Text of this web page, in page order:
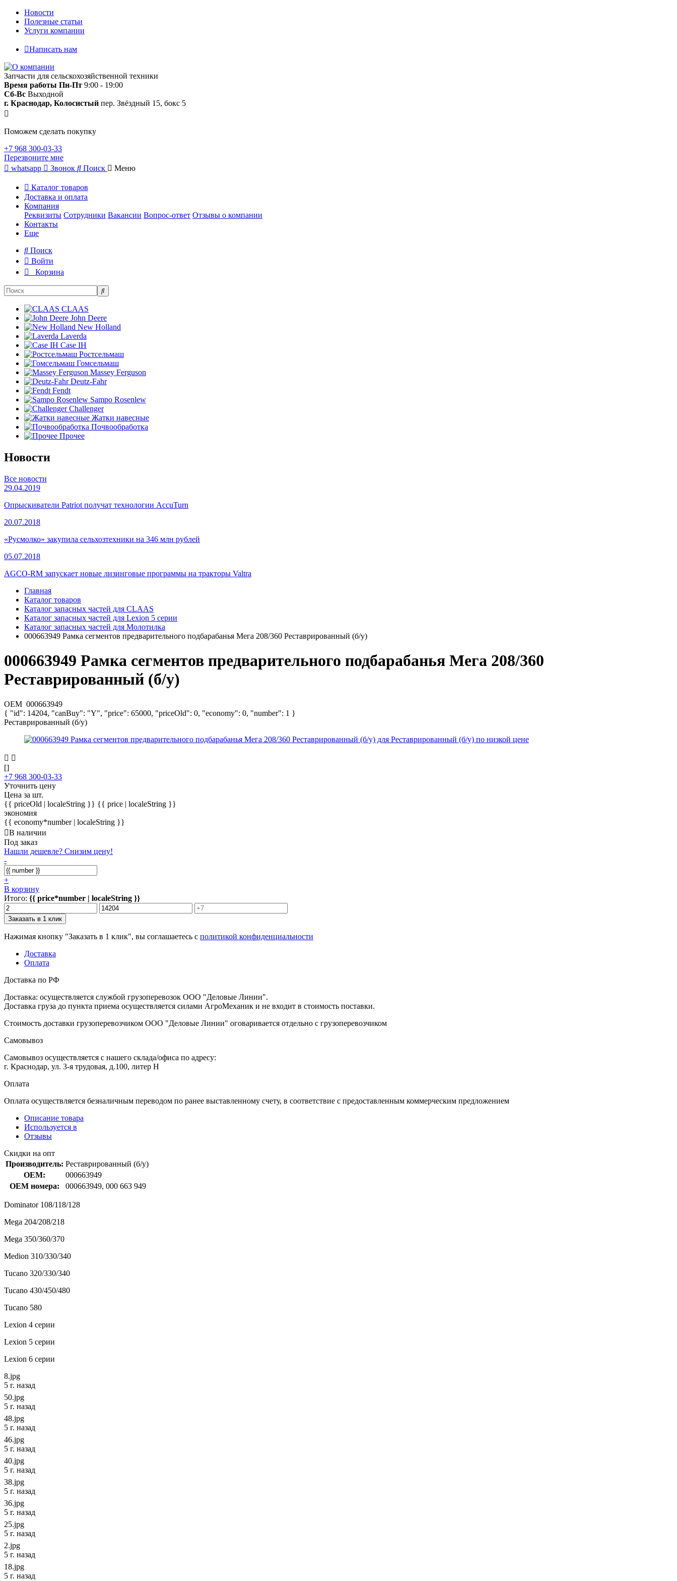
Новости
Полезные статьи
Услуги компании
Написать нам
Запчасти для сельскохозяйственной техники
Время работы Пн-Пт 9:00 - 19:00
Сб-Вс Выходной
г. Краснодар, Колосистый пер. Звёздный 15, бокс 5
Поможем сделать покупку
+7 968 300-03-33
Перезвоните мне
whatsapp
Звонок Поиск Меню
Каталог товаров
Доставка и оплата
Компания
Реквизиты Сотрудники Вакансии Вопрос-ответ Отзывы о компании
Контакты
Еще
Поиск
Войти
Корзина
CLAAS
John Deere
New Holland
Laverda
Case IH
Ростсельмаш
Гомсельмаш
Massey Ferguson
Deutz-Fahr
Fendt
Sampo Rosenlew
Challenger
Жатки навесные
Почвообработка
Прочее
Новости
Все новости
29.04.2019
Опрыскиватели Patriot получат технологии AccuTurn
20.07.2018
«Русмолко» закупила сельхозтехники на 346 млн рублей
05.07.2018
AGCO-RM запускает новые лизинговые программы на тракторы Valtra
Главная
Каталог товаров
Каталог запасных частей для CLAAS
Каталог запасных частей для Lexion 5 серии
Каталог запасных частей для Молотилка
000663949 Рамка сегментов предварительного подбарабанья Мега 208/360 Реставрированный (б/у)
000663949 Рамка сегментов предварительного подбарабанья Мега 208/360
Реставрированный (б/у)
OEM 000663949
{ "id": 14204, "canBuy": "Y", "price": 65000, "priceOld": 0, "economy": 0, "number": 1 }
Реставрированный (б/у)
[]
+7 968 300-03-33
Уточнить цену
Цена за шт.
{{ priceOld | localeString }} {{ price | localeString }}
экономия
{{ economy*number | localeString }}
В наличии
Под заказ
Нашли дешевле? Снизим цену!
-
+
В корзину
Итого: {{ price*number | localeString }}
Заказать в 1 клик
Нажимая кнопку "Заказать в 1 клик", вы соглашаетесь с политикой конфиденциальности
Доставка
Оплата
Доставка по РФ
Доставка: осуществляется службой грузоперевозок ООО "Деловые Линии".
Доставка груза до пункта приема осуществляется силами АгроМеханик и не входит в стоимость поставки.
Стоимость доставки грузоперевозчиком ООО "Деловые Линии" оговаривается отдельно с грузоперевозчиком
Самовывоз
Самовывоз осуществляется с нашего склада/офиса по адресу:
г. Краснодар, ул. 3-я трудовая, д.100, литер Н
Оплата
Оплата осуществляется безналичным переводом по ранее выставленному счету, в соответствие с предоставленным коммерческим предложением
Описание товара
Используется в
Отзывы
Скидки на опт
Производитель: Реставрированный (б/у)
OEM:
000663949
OEM номера:
000663949, 000 663 949
Dominator 108/118/128
Mega 204/208/218
Mega 350/360/370
Medion 310/330/340
Tucano 320/330/340
Tucano 430/450/480
Tucano 580
Lexion 4 серии
Lexion 5 серии
Lexion 6 серии
8.jpg
5 г. назад
50.jpg
5 г. назад
48.jpg
5 г. назад
46.jpg
5 г. назад
40.jpg
5 г. назад
38.jpg
5 г. назад
36.jpg
5 г. назад
25.jpg
5 г. назад
2.jpg
5 г. назад
18.jpg
5 г. назад